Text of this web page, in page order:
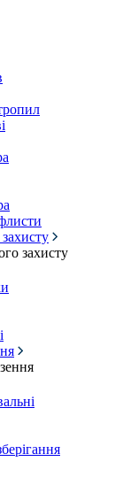
захисту